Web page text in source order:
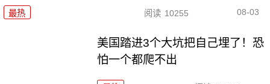
最热 阅读 10255 08-03
美国踏进3个大坑把自己埋了！恐
怕一个都爬不出